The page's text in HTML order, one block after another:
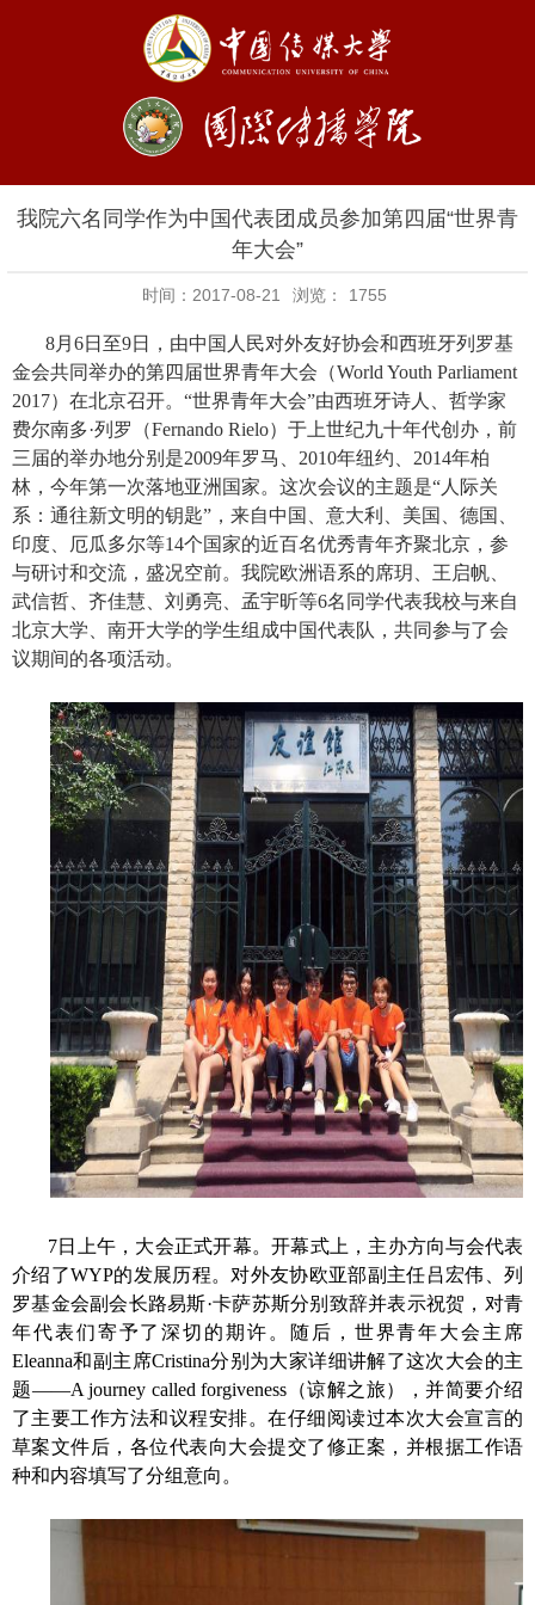
我院六名同学作为中国代表团成员参加第四届“世界青
年大会”
时间：2017-08-21 浏览： 1755
8月 6日至9日，由中国人民对外友好协会和西班牙列罗基
金会共同举办的第四届世界青年大会（World Youth Parliament
2017）在北京召开。“世界青年大会”由西班牙诗人、哲学家
费尔南多·列罗（Fernando Rielo）于上世纪九十年代创办，前
三届的举办地分别是2009年罗马、 2010年纽约、 2014年柏
林，今年第一次落地亚洲国家。这次会议的主题是“人际关
系：通往新文明的钥匙”，来自中国、意大利、美国、德国、
印度、厄瓜多尔等14个国家的近百名优秀青年齐聚北京，参
与研讨和交流，盛况空前。我院欧洲语系的席玥、王启帆、
武信哲、齐佳慧、刘勇亮、孟宇昕等6名同学代表我校与来自
北京大学、南开大学的学生组成中国代表队，共同参与了会
议期间的各项活动。
7日上午，大会正式开幕。开幕式上，主办方向与会代表
介绍了WYP的发展历程。对外友协欧亚部副主任吕宏伟、列
罗基金会副会长路易斯·卡萨苏斯分别致辞并表示祝贺，对青
年代表们寄予了深切的期许。随后，世界青年大会主席
Eleanna和副主席Cristina分别为大家详细讲解了这次大会的主
题——A journey called forgiveness （谅解之旅），并简要介绍
了主要工作方法和议程安排。在仔细阅读过本次大会宣言的
草案文件后，各位代表向大会提交了修正案，并根据工作语
种和内容填写了分组意向。